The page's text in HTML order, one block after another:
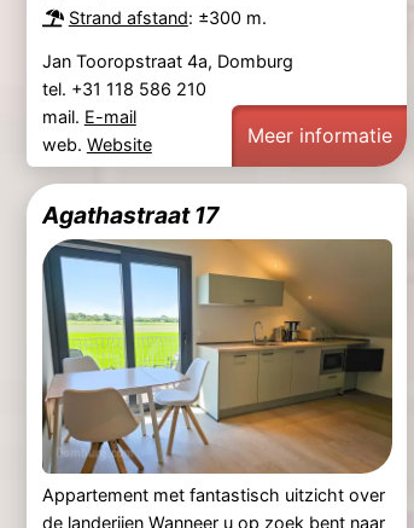
Strand afstand: ±300 m.
Jan Tooropstraat 4a, Domburg
tel. +31 118 586 210
mail. E-mail
web. Website Meer informatie
Agathastraat 17
Appartement met fantastisch uitzicht over
de landerijen Wanneer u op zoek bent naar